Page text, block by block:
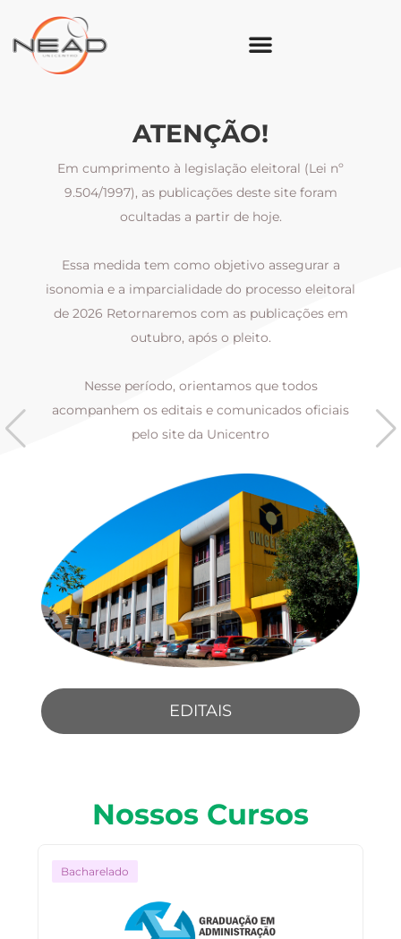
ATENÇÃO!
Em cumprimento à legislação eleitoral (Lei nº
9.504/1997), as publicações deste site foram
ocultadas a partir de hoje.
Essa medida tem como objetivo assegurar a
isonomia e a imparcialidade do processo eleitoral
de 2026 Retornaremos com as publicações em
outubro, após o pleito.
Nesse período, orientamos que todos
acompanhem os editais e comunicados oficiais
pelo site da Unicentro
EDITAIS
Nossos Cursos
Bacharelado